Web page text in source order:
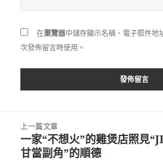
在瀏覽器中儲存顯示名稱、電子郵件地
次發佈留言時使用。
上一篇文章
上
一
一家“不想火”的雞煲店照見
甘當副角”的順德